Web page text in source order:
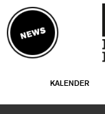
KALENDER